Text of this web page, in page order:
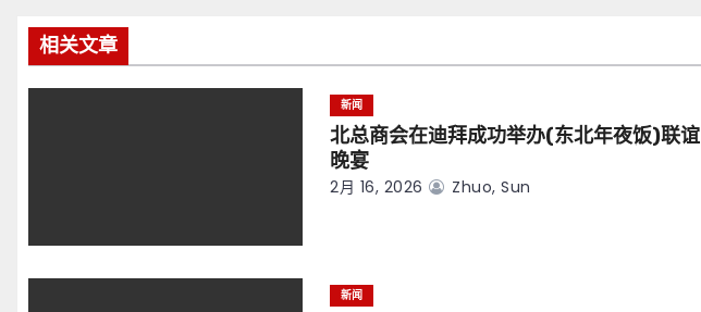
导
航
相关文章
新闻
北总商会在迪拜成功举办(东北年夜饭)联谊
晚宴
2月 16, 2026 Zhuo, Sun
新闻